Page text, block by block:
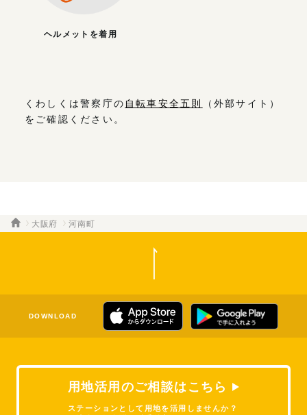
ヘルメットを着用
くわしくは警察庁の 自転車安全五則
（外部サイト）
をご確認ください。
大阪府 河南町
用地活用のご相談はこちら
ステーションとして用地を活用しませんか？
DOWNLOAD